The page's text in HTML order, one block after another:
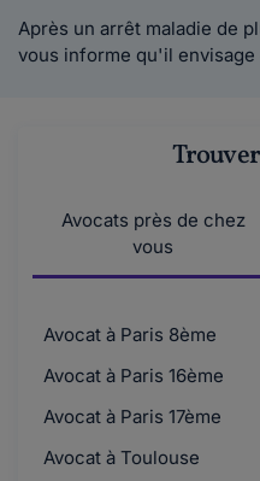
Après un arrêt maladie de
vous informe qu'il envisage
Avocats près de chez
vous
Avocat à Paris 8ème
Avocat à Paris 16ème
Avocat à Paris 17ème
Avocat à Toulouse